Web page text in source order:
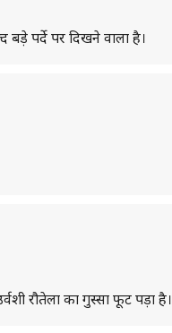
पर्दे पर दिखने वाला है।
रौतेला का गुस्सा फूट पड़ा है।